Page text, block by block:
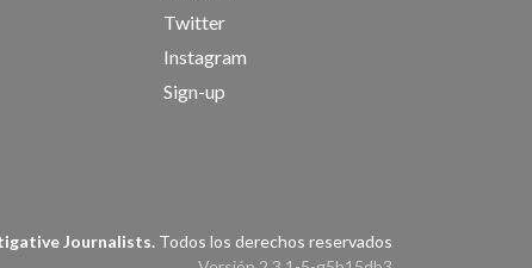
Twitter
Instagram
Sign-up
Journalists. Todos los derechos reservados